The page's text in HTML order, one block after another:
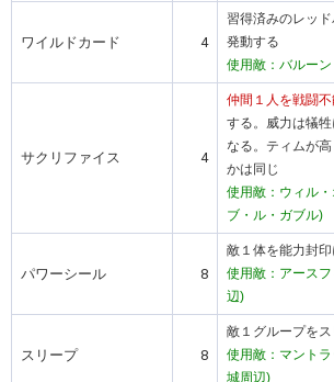
ワイルドカード 4
習得済みのレッ
発動する
使用敵：バルー
サクリファイス 4
仲間１人を戦闘
する。威力は犠
なる。ティムが
かは同じ
使用敵：ウィル
ブ・ル・ガブル)
パワーシール 8
敵１体を能力封印
使用敵：アース
辺)
スリープ 8
敵１グループを
使用敵：マント
城周辺)